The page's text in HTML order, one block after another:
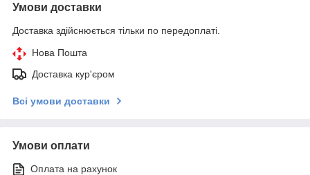
Умови доставки
Доставка здійснюється тільки по передоплаті.
Нова Пошта
Доставка кур'єром
Всі умови доставки
Умови оплати
Оплата на рахунок